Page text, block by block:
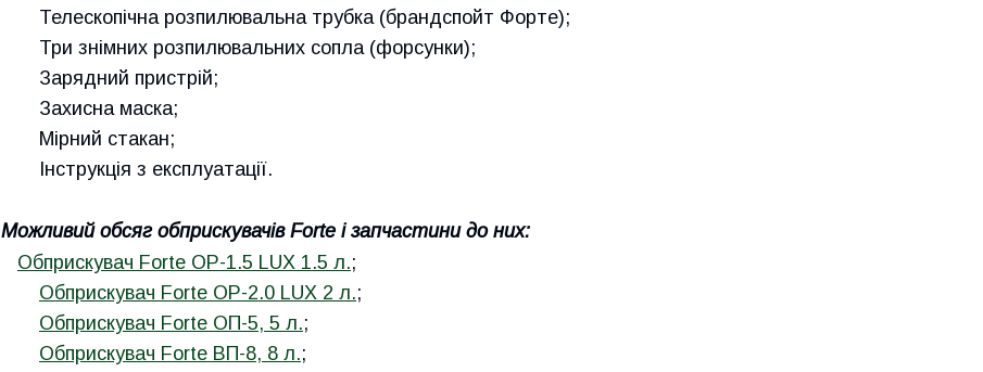
Телескопічна розпилювальна трубка (брандспойт Форте);
Три знімних розпилювальних сопла (форсунки);
Зарядний пристрій;
Захисна маска;
Мірний стакан;
Інструкція з експлуатації.
Можливий обсяг обприскувачів Forte і запчастини до них:
Обприскувач Forte ОР-1.5 LUX 1.5 л.;
Обприскувач Forte ОР-2.0 LUX 2 л.;
Обприскувач Forte ОП-5, 5 л.;
Обприскувач Forte ВП-8, 8 л.;